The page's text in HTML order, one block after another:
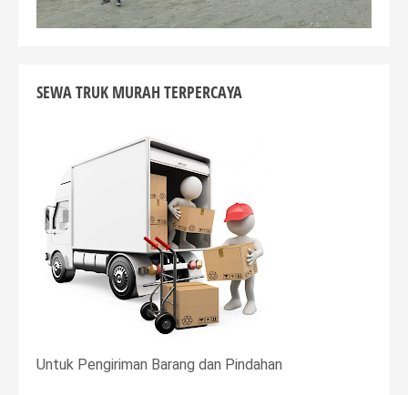
SEWA TRUK MURAH TERPERCAYA
Untuk Pengiriman Barang dan Pindahan